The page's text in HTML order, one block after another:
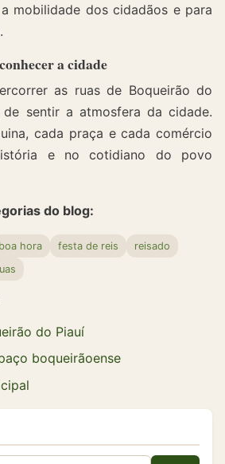
mobilidade dos cidadãos e para
a cidade
as ruas de Boqueirão do
sentir a atmosfera da cidade.
cada praça e cada comércio
e no cotidiano do povo
do blog:
boa hora festa de reis
reisado
do Piauí
boqueirãoense